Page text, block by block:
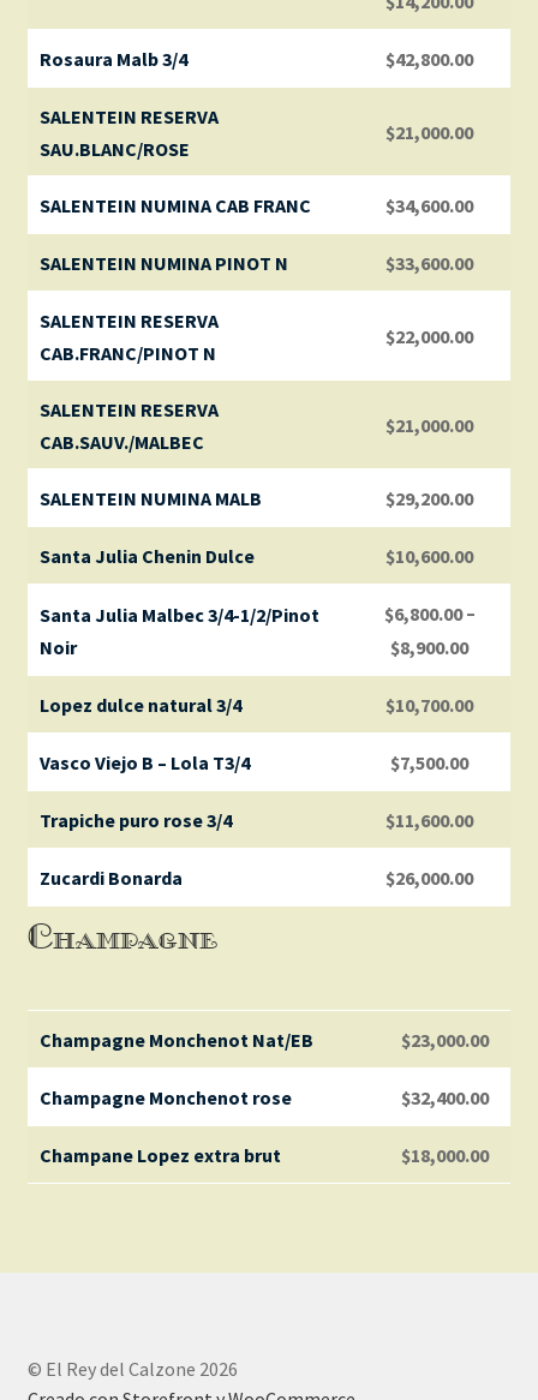
Rosaura Malb 3/4 $42,800.00
SALENTEIN RESERVA
SAU.BLANC/ROSE
$21,000.00
SALENTEIN NUMINA CAB FRANC $34,600.00
SALENTEIN NUMINA PINOT N $33,600.00
SALENTEIN RESERVA
CAB.FRANC/PINOT N
$22,000.00
SALENTEIN RESERVA
CAB.SAUV./MALBEC
$21,000.00
SALENTEIN NUMINA MALB $29,200.00
Santa Julia Chenin Dulce $10,600.00
Santa Julia Malbec 3/4-1/2/Pinot
Noir
$6,800.00–
$8,900.00
Lopez dulce natural 3/4 $10,700.00
Vasco Viejo B – Lola T3/4 $7,500.00
Trapiche puro rose 3/4 $11,600.00
Zucardi Bonarda $26,000.00
Champagne
Champagne Monchenot Nat/EB $23,000.00
Champagne Monchenot rose $32,400.00
Champane Lopez extra brut $18,000.00
© El Rey del Calzone 2026